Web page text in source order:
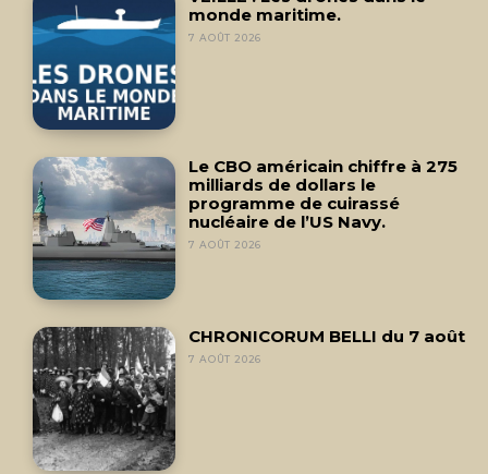
monde maritime.
7 AOÛT 2026
Le CBO américain chiffre à 275
milliards de dollars le
programme de cuirassé
nucléaire de l’US Navy.
7 AOÛT 2026
CHRONICORUM BELLI du 7 août
7 AOÛT 2026